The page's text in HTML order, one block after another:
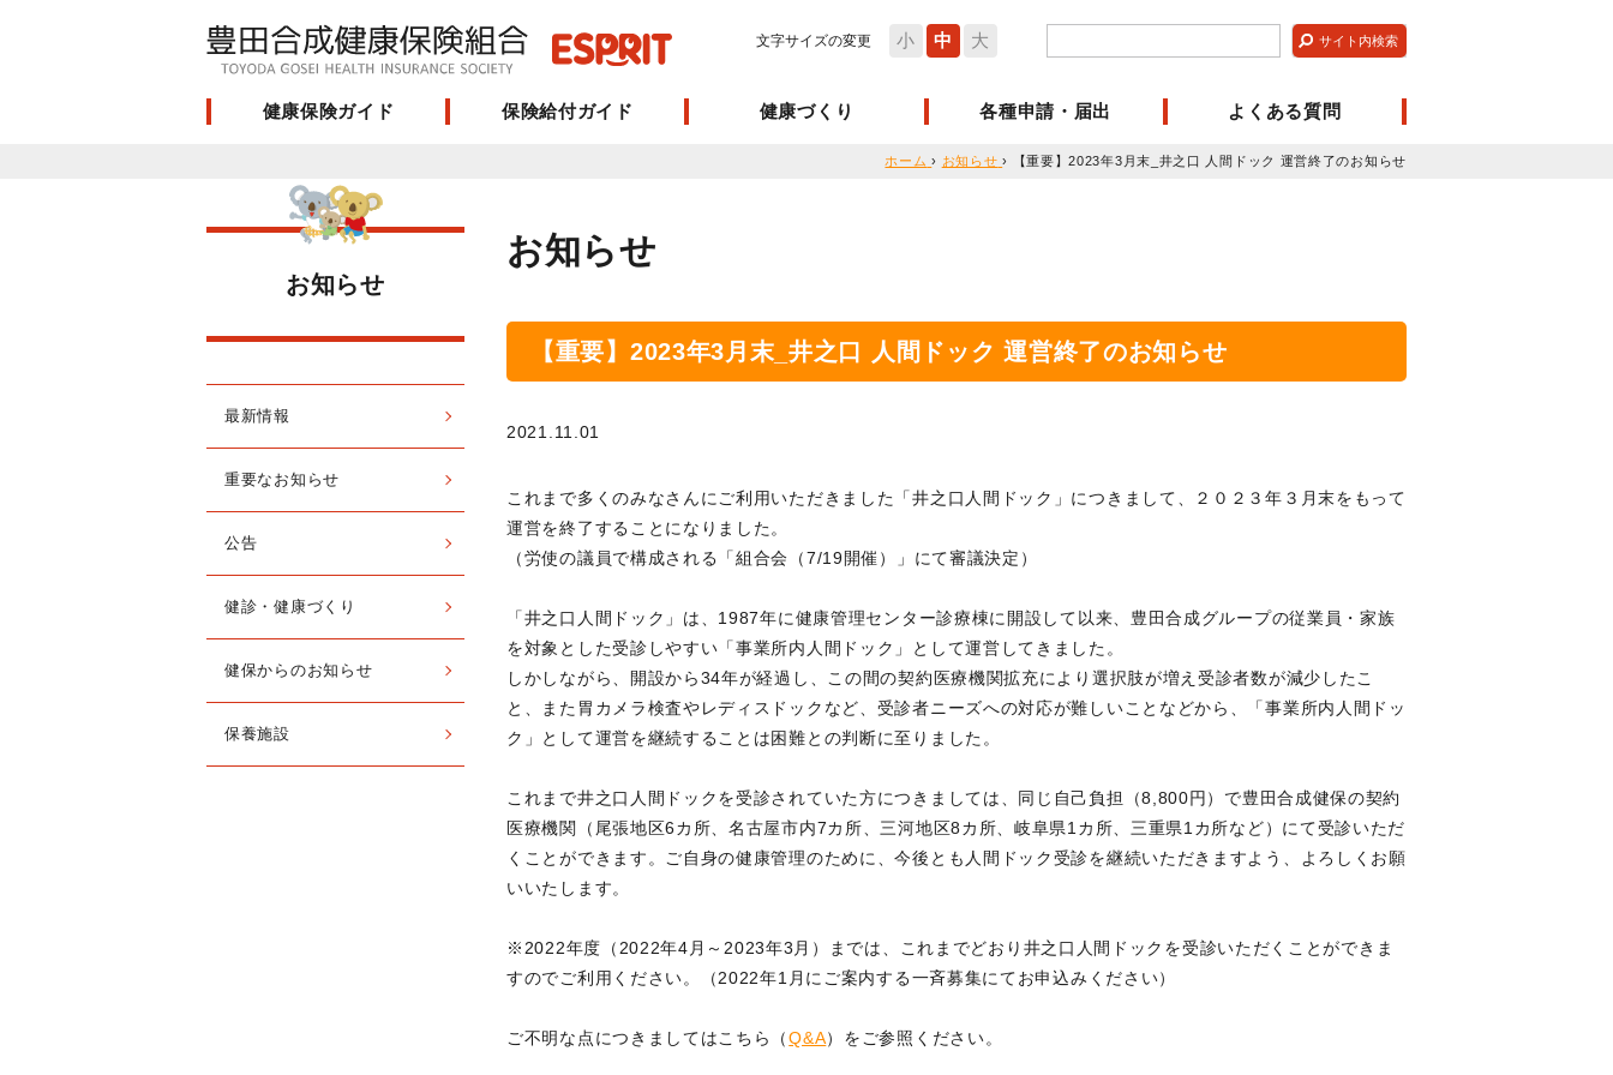
文字サイズの変更 小 中 大
健康保険ガイド 保険給付ガイド 健康づくり 各種申請・届出 よくある質問
ホーム › お知らせ › 【重要】2023年3月末_井之口 人間ドック 運営終了のお知らせ
お知らせ
【重要】2023年3月末_井之口 人間ドック 運営終了のお知らせ
2021.11.01
これまで多くのみなさんにご利用いただきました「井之口人間ドック」につきまして、２０２３年３月末をもって
運営を終了することになりました。
（労使の議員で構成される「組合会（7/19開催）」にて審議決定）
「井之口人間ドック」は、1987年に健康管理センター診療棟に開設して以来、豊田合成グループの従業員・家族
を対象とした受診しやすい「事業所内人間ドック」として運営してきました。
しかしながら、開設から34年が経過し、この間の契約医療機関拡充により選択肢が増え受診者数が減少したこ
と、また胃カメラ検査やレディスドックなど、受診者ニーズへの対応が難しいことなどから、「事業所内人間ドッ
ク」として運営を継続することは困難との判断に至りました。
これまで井之口人間ドックを受診されていた方につきましては、同じ自己負担（8,800円）で豊田合成健保の契約
医療機関（尾張地区6カ所、名古屋市内7カ所、三河地区8カ所、岐阜県1カ所、三重県1カ所など）にて受診いただ
くことができます。ご自身の健康管理のために、今後とも人間ドック受診を継続いただきますよう、よろしくお願
いいたします。
※2022年度（2022年4月～2023年3月）までは、これまでどおり井之口人間ドックを受診いただくことができま
すのでご利用ください。（2022年1月にご案内する一斉募集にてお申込みください）
ご不明な点につきましてはこちら（Q&A）をご参照ください。
お知らせ
最新情報
重要なお知らせ
公告
健診・健康づくり
健保からのお知らせ
保養施設